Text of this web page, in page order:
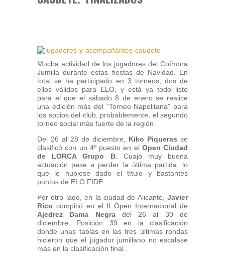
Mucha actividad de los jugadores del Coímbra
Jumilla durante estas fiestas de Navidad. En
total se ha participado en 3 torneos, dos de
ellos válidos para ELO, y está ya todo listo
para el que el sábado 8 de enero se realice
una edición más del “Torneo Napolitana” para
los socios del club, probablemente, el segundo
torneo social más fuerte de la región.
Del 26 al 28 de diciembre, Kiko Piqueras se
clasificó con un 4º puesto en el Open Ciudad
de LORCA Grupo B. Cuajó muy buena
actuación pese a perder la última partida, lo
que le hubiese dado el título y bastantes
puntos de ELO FIDE
Por otro lado, en la ciudad de Alicante, Javier
Rico compitió en el II Open Internacional de
Ajedrez Dama Negradel 26 al 30 de
diciembre. Posición 39 en la clasificación
donde unas tablas en las tres últimas rondas
hicieron que el jugador jumillano no escalase
más en la clasificación final.